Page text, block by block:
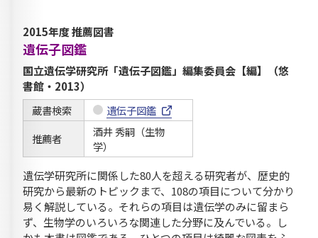
2015年度 推薦図書
遺伝子図鑑
国立遺伝学研究所「遺伝子図鑑」編集委員会【編】（悠
書館・2013）
蔵書検索
遺伝子図鑑
推薦者
酒井 秀嗣（生物
学）
遺伝学研究所に関係した80人を超える研究者が、歴史的
研究から最新のトピックまで、108の項目について分かり
易く解説している。それらの項目は遺伝学のみに留まら
ず、生物学のいろいろな関連した分野に及んでいる。し